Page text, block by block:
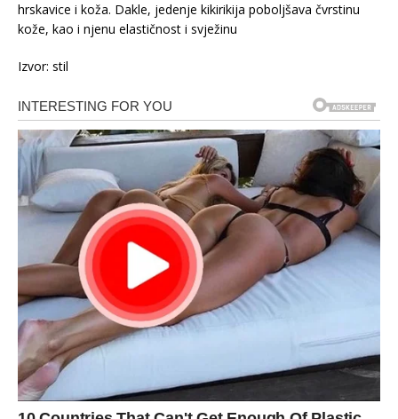
hrskavice i koža. Dakle, jedenje kikirikija poboljšava čvrstinu
kože, kao i njenu elastičnost i svježinu
Izvor: stil